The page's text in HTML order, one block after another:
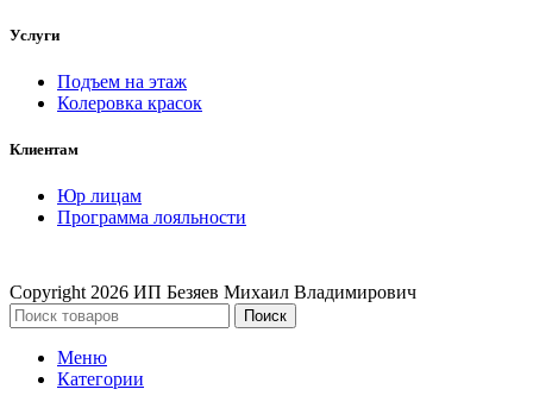
Услуги
Подъем на этаж
Колеровка красок
Клиентам
Юр лицам
Программа лояльности
Copyright 2026 ИП Безяев Михаил Владимирович
Поиск
Меню
Категории